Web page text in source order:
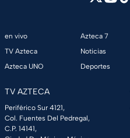
en vivo
TV Azteca
Azteca UNO
Azteca 7
Noticias
Deportes
TV AZTECA
Periférico Sur 4121,
Col. Fuentes Del Pedregal,
C.P. 14141,